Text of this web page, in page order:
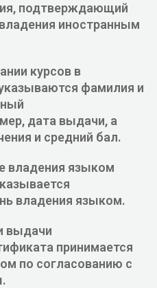
подтверждающий
иностранным
курсов в
фамилия и
дата выдачи, а
и средний бал.
владения языком
владения языком.
выдачи
принимается
по согласованию с